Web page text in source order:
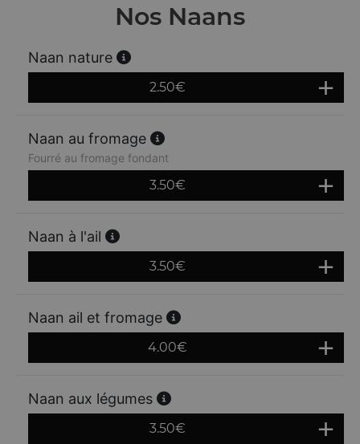
Nos Naans
Naan nature
2.50€
Naan au fromage
Fourré au fromage fondant
3.50€
Naan à l'ail
3.50€
Naan ail et fromage
4.00€
Naan aux légumes
3.50€